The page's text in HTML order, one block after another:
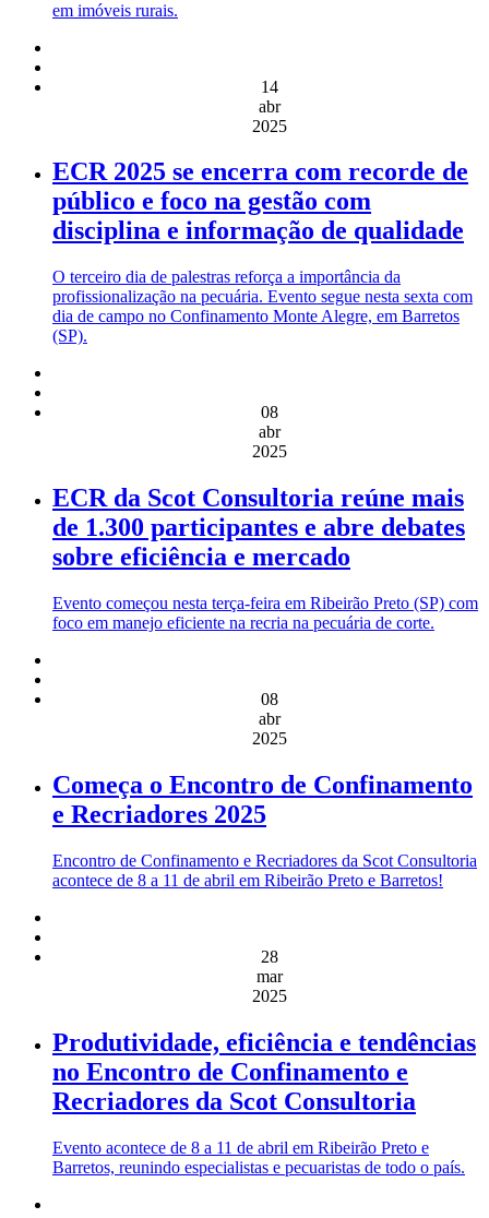
em imóveis rurais.
14
abr
2025
ECR 2025 se encerra com recorde de
público e foco na gestão com
disciplina e informação de qualidade
O terceiro dia de palestras reforça a importância da
profissionalização na pecuária. Evento segue nesta sexta com
dia de campo no Confinamento Monte Alegre, em Barretos
(SP).
08
abr
2025
ECR da Scot Consultoria reúne mais
de 1.300 participantes e abre debates
sobre eficiência e mercado
Evento começou nesta terça-feira em Ribeirão Preto (SP) com
foco em manejo eficiente na recria na pecuária de corte.
08
abr
2025
Começa o Encontro de Confinamento
e Recriadores 2025
Encontro de Confinamento e Recriadores da Scot Consultoria
acontece de 8 a 11 de abril em Ribeirão Preto e Barretos!
28
mar
2025
Produtividade, eficiência e tendências
no Encontro de Confinamento e
Recriadores da Scot Consultoria
Evento acontece de 8 a 11 de abril em Ribeirão Preto e
Barretos, reunindo especialistas e pecuaristas de todo o país.